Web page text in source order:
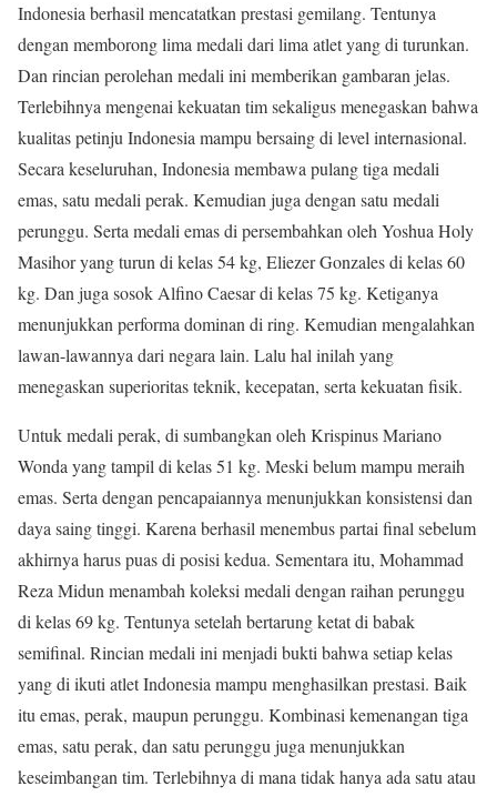
Indonesia berhasil mencatatkan prestasi gemilang. Tentunya
dengan memborong lima medali dari lima atlet yang di turunkan.
Dan rincian perolehan medali ini memberikan gambaran jelas.
Terlebihnya mengenai kekuatan tim sekaligus menegaskan bahwa
kualitas petinju Indonesia mampu bersaing di level internasional.
Secara keseluruhan, Indonesia membawa pulang tiga medali
emas, satu medali perak. Kemudian juga dengan satu medali
perunggu. Serta medali emas di persembahkan oleh Yoshua Holy
Masihor yang turun di kelas 54 kg, Eliezer Gonzales di kelas 60
kg. Dan juga sosok Alfino Caesar di kelas 75 kg. Ketiganya
menunjukkan performa dominan di ring. Kemudian mengalahkan
lawan-lawannya dari negara lain. Lalu hal inilah yang
menegaskan superioritas teknik, kecepatan, serta kekuatan fisik.
Untuk medali perak, di sumbangkan oleh Krispinus Mariano
Wonda yang tampil di kelas 51 kg. Meski belum mampu meraih
emas. Serta dengan pencapaiannya menunjukkan konsistensi dan
daya saing tinggi. Karena berhasil menembus partai final sebelum
akhirnya harus puas di posisi kedua. Sementara itu, Mohammad
Reza Midun menambah koleksi medali dengan raihan perunggu
di kelas 69 kg. Tentunya setelah bertarung ketat di babak
semifinal. Rincian medali ini menjadi bukti bahwa setiap kelas
yang di ikuti atlet Indonesia mampu menghasilkan prestasi. Baik
itu emas, perak, maupun perunggu. Kombinasi kemenangan tiga
emas, satu perak, dan satu perunggu juga menunjukkan
keseimbangan tim. Terlebihnya di mana tidak hanya ada satu atau